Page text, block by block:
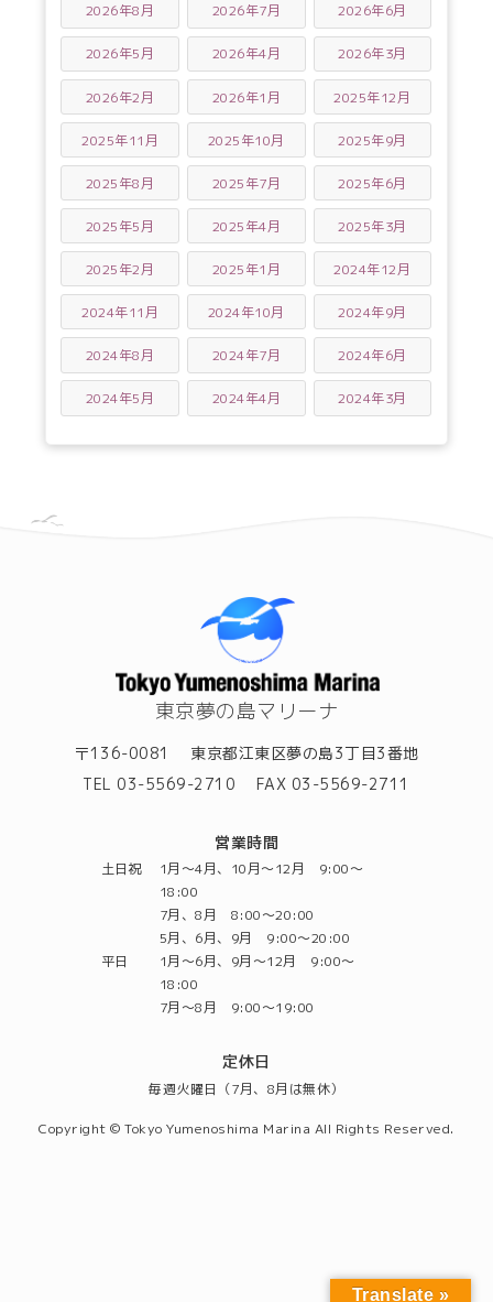
2026年8月 2026年7月 2026年6月
2026年5月 2026年4月 2026年3月
2026年2月 2026年1月 2025年12月
2025年11月 2025年10月 2025年9月
2025年8月 2025年7月 2025年6月
2025年5月 2025年4月 2025年3月
2025年2月 2025年1月 2024年12月
2024年11月 2024年10月 2024年9月
2024年8月 2024年7月 2024年6月
2024年5月 2024年4月 2024年3月
東京夢の島マリーナ
〒136-0081
東京都江東区夢の島3丁目3番地
TEL 03-5569-2710
FAX 03-5569-2711
営業時間
土日祝
1月～4月、10月～12月 9:00～
18:00
7月、8月 8:00～20:00
5月、6月、9月 9:00～20:00
平日
1月～6月、9月～12月 9:00～
18:00
7月～8月 9:00～19:00
定休日
毎週火曜日（7月、8月は無休）
Copyright © Tokyo Yumenoshima Marina All Rights Reserved.
Translate »